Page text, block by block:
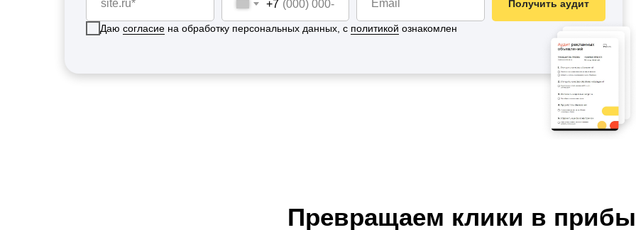
+7
Даю согласие на обработку персональных данных, с политикой ознакомлен
Получить аудит
Превращаем клики в